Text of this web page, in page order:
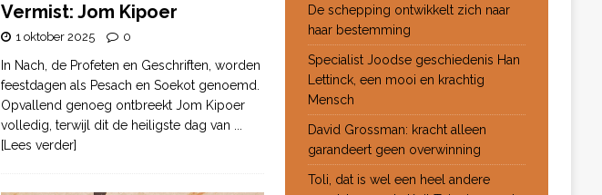
Vermist: Jom Kipoer
1 oktober 2025 0
In Nach, de Profeten en Geschriften, worden
feestdagen als Pesach en Soekot genoemd.
Opvallend genoeg ontbreekt Jom Kipoer
volledig, terwijl dit de heiligste dag van
[Lees verder]
De schepping ontwikkelt zich naar
haar bestemming
Specialist Joodse geschiedenis Han
Lettinck, een mooi en krachtig
Mensch
David Grossman: kracht alleen
garandeert geen overwinning
Toli, dat is wel een heel andere